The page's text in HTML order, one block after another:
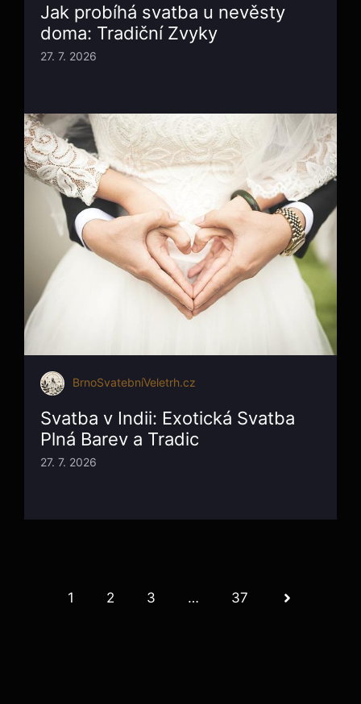
Jak probíhá svatba u nevěsty
doma: Tradiční Zvyky
27. 7. 2026
BrnoSvatebníVeletrh.cz
Svatba v Indii: Exotická Svatba
Plná Barev a Tradic
27. 7. 2026
1 2 3 … 37